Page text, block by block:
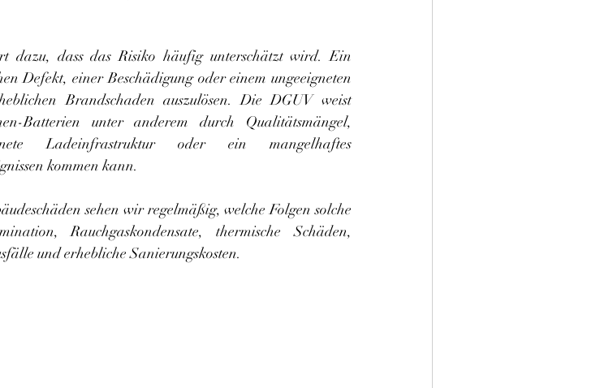
dazu, dass das Risiko häufig unterschätzt wird. Ein
Defekt, einer Beschädigung oder einem ungeeigneten
Brandschaden auszulösen. Die DGUV weist
Batterien unter anderem durch Qualitätsmängel,
Ladeinfrastruktur oder ein mangelhaftes
kommen kann.
sehen wir regelmäßig, welche Folgen solche
Rauchgaskondensate, thermische Schäden,
und erhebliche Sanierungskosten.